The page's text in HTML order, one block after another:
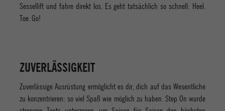
Sessellift und fahre direkt los. Es geht tatsächlich so schnell: Heel.
Toe. Go!
ZUVERLÄSSIGKEIT
Zuverlässige Ausrüstung ermöglicht es dir, dich auf das Wesentliche
zu konzentrieren: so viel Spaß wie möglich zu haben. Step On wurde